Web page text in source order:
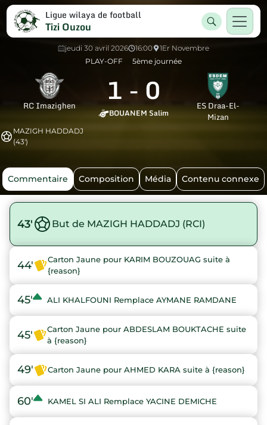
Ligue wilaya de football
Tizi Ouzou
jeudi 30 avril 2026 16:00
1Er Novembre
PLAY-OFF
5ème journée
RC Imazighen 1 - 0
BOUANEM Salim
ES Draa-El-
Mizan
MAZIGH HADDADJ
(43')
Commentaire Composition Média Contenu connexe
43' But de MAZIGH HADDADJ (RCI)
44'
Carton Jaune pour KARIM BOUZOUAG suite à
{reason}
45' ALI KHALFOUNI Remplace AYMANE RAMDANE
45'
Carton Jaune pour ABDESLAM BOUKTACHE suite
à {reason}
49' Carton Jaune pour AHMED KARA suite à {reason}
60' KAMEL SI ALI Remplace YACINE DEMICHE